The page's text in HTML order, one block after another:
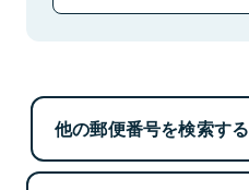
他の郵便番号を検索する